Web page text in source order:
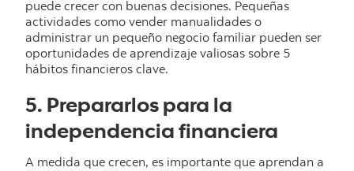
puede crecer con buenas decisiones. Pequeñas
actividades como vender manualidades o
administrar un pequeño negocio familiar pueden ser
oportunidades de aprendizaje valiosas sobre 5
hábitos financieros clave.
5. Prepararlos para la
independencia financiera
A medida que crecen, es importante que aprendan a